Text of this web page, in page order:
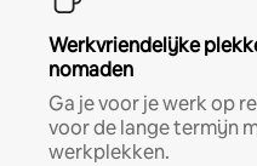
Werkvriendelijke
nomaden
Ga je voor je werk op
voor de lange termijn
werkplekken.